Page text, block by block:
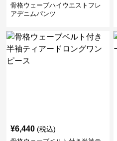
骨格ウェーブハイウエストフレ
アデニムパンツ
¥6,440 (税込)